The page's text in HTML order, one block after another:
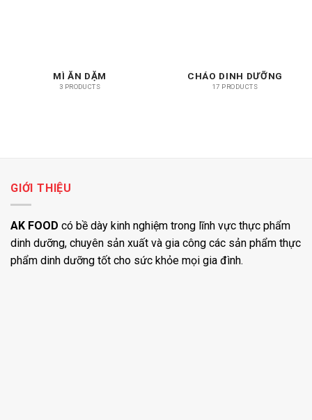
MÌ ĂN DẶM
3 PRODUCTS
CHÁO DINH DƯỠNG
17 PRODUCTS
GIỚI THIỆU
AK FOOD có bề dày kinh nghiệm trong lĩnh vực thực phẩm
dinh dưỡng, chuyên sản xuất và gia công các sản phẩm thực
phẩm dinh dưỡng tốt cho sức khỏe mọi gia đình.